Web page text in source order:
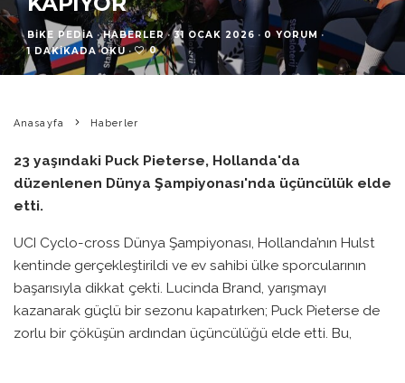
BIKE PEDIA · HABERLER · 31 OCAK 2026 · 0 YORUM ·
1 DAKIKADA OKU · 0
Anasayfa Haberler
23 yaşındaki Puck Pieterse, Hollanda'da
düzenlenen Dünya Şampiyonası'nda üçüncülük elde
etti.
UCI Cyclo-cross Dünya Şampiyonası, Hollanda’nın Hulst
kentinde gerçekleştirildi ve ev sahibi ülke sporcularının
başarısıyla dikkat çekti. Lucinda Brand, yarışmayı
kazanarak güçlü bir sezonu kapatırken; Puck Pieterse de
zorlu bir çöküşün ardından üçüncülüğü elde etti. Bu,